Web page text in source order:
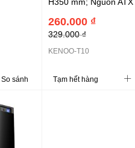
So sánh
260.000 ₫
329.000 ₫
KENOO-T10
Tạm hết hàng